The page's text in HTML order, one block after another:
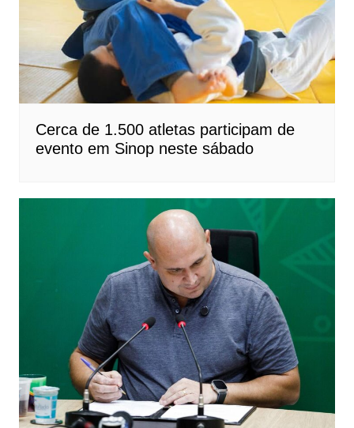
Cerca de 1.500 atletas participam de
evento em Sinop neste sábado